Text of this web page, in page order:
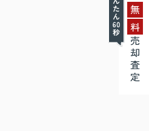
無
料
売却査定